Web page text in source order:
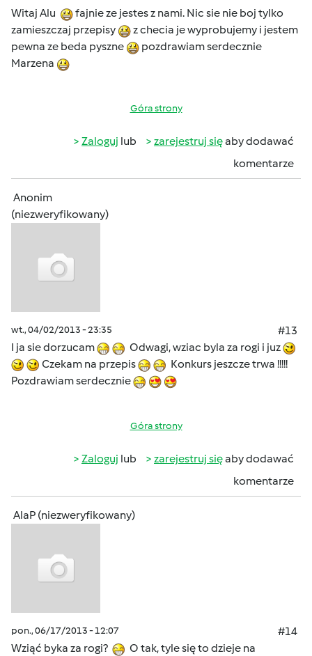
Witaj Alu
fajnie ze jestes z nami. Nic sie nie boj tylko
zamieszczaj przepisy
z checia je wyprobujemy i jestem
pewna ze beda pyszne
pozdrawiam serdecznie
Marzena
Góra strony
Zaloguj lub zarejestruj sięaby dodawać
komentarze
Anonim
(niezweryfikowany)
wt., 04/02/2013 - 23:35
#13
I ja sie dorzucam
Odwagi, wziac byla za rogi i juz
Czekam na przepis
Konkurs jeszcze trwa !!!!!
Pozdrawiam serdecznie
Góra strony
Zaloguj lub zarejestruj sięaby dodawać
komentarze
AlaP (niezweryfikowany)
pon., 06/17/2013 - 12:07
#14
Wziąć byka za rogi?
O tak, tyle się to dzieje na